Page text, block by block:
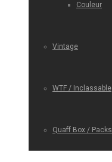
Couleur
Vintage
WTF / Inclassable
Quaff Box / Packs